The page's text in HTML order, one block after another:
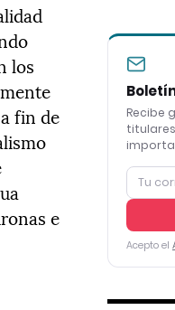
los
fin de
e
Recibe
Acepto el